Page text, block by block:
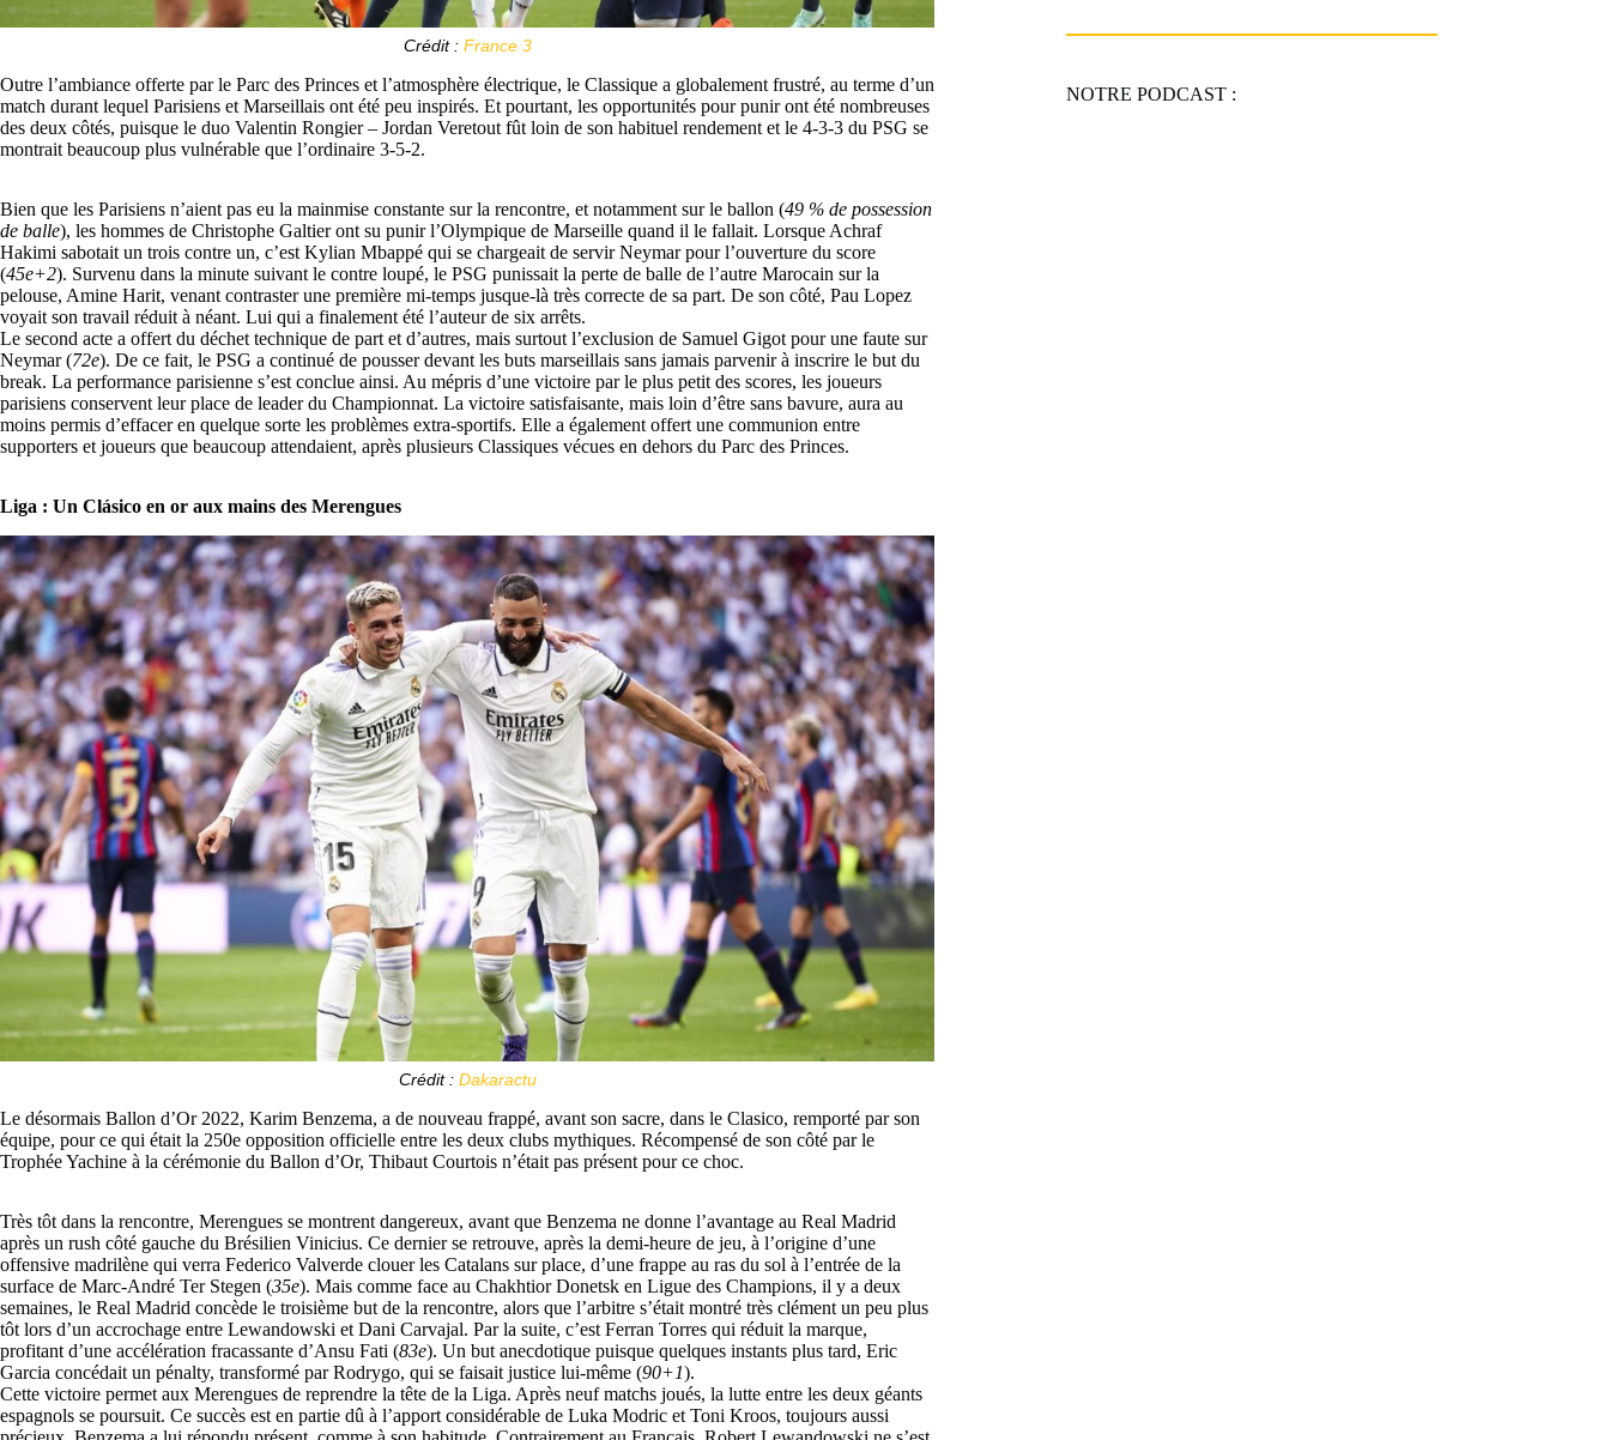
Crédit : France 3
Outre l’ambiance offerte par le Parc des Princes et l’atmosphère électrique, le Classique a globalement frustré, au terme d’un
match durant lequel Parisiens et Marseillais ont été peu inspirés. Et pourtant, les opportunités pour punir ont été nombreuses
des deux côtés, puisque le duo Valentin Rongier – Jordan Veretout fût loin de son habituel rendement et le 4-3-3 du PSG se
montrait beaucoup plus vulnérable que l’ordinaire 3-5-2.
Bien que les Parisiens n’aient pas eu la mainmise constante sur la rencontre, et notamment sur le ballon (49 % de possession
de balle), les hommes de Christophe Galtier ont su punir l’Olympique de Marseille quand il le fallait. Lorsque Achraf
Hakimi sabotait un trois contre un, c’est Kylian Mbappé qui se chargeait de servir Neymar pour l’ouverture du score
(45e+2). Survenu dans la minute suivant le contre loupé, le PSG punissait la perte de balle de l’autre Marocain sur la
pelouse, Amine Harit, venant contraster une première mi-temps jusque-là très correcte de sa part. De son côté, Pau Lopez
voyait son travail réduit à néant. Lui qui a finalement été l’auteur de six arrêts.
Le second acte a offert du déchet technique de part et d’autres, mais surtout l’exclusion de Samuel Gigot pour une faute sur
Neymar (72e). De ce fait, le PSG a continué de pousser devant les buts marseillais sans jamais parvenir à inscrire le but du
break. La performance parisienne s’est conclue ainsi. Au mépris d’une victoire par le plus petit des scores, les joueurs
parisiens conservent leur place de leader du Championnat. La victoire satisfaisante, mais loin d’être sans bavure, aura au
moins permis d’effacer en quelque sorte les problèmes extra-sportifs. Elle a également offert une communion entre
supporters et joueurs que beaucoup attendaient, après plusieurs Classiques vécues en dehors du Parc des Princes.
Liga : Un Clásico en or aux mains des Merengues
Crédit : Dakaractu
Le désormais Ballon d’Or 2022, Karim Benzema, a de nouveau frappé, avant son sacre, dans le Clasico, remporté par son
équipe, pour ce qui était la 250e opposition officielle entre les deux clubs mythiques. Récompensé de son côté par le
Trophée Yachine à la cérémonie du Ballon d’Or, Thibaut Courtois n’était pas présent pour ce choc.
Très tôt dans la rencontre, Merengues se montrent dangereux, avant que Benzema ne donne l’avantage au Real Madrid
après un rush côté gauche du Brésilien Vinicius. Ce dernier se retrouve, après la demi-heure de jeu, à l’origine d’une
offensive madrilène qui verra Federico Valverde clouer les Catalans sur place, d’une frappe au ras du sol à l’entrée de la
surface de Marc-André Ter Stegen (35e). Mais comme face au Chakhtior Donetsk en Ligue des Champions, il y a deux
semaines, le Real Madrid concède le troisième but de la rencontre, alors que l’arbitre s’était montré très clément un peu plus
tôt lors d’un accrochage entre Lewandowski et Dani Carvajal. Par la suite, c’est Ferran Torres qui réduit la marque,
profitant d’une accélération fracassante d’Ansu Fati (83e). Un but anecdotique puisque quelques instants plus tard, Eric
Garcia concédait un pénalty, transformé par Rodrygo, qui se faisait justice lui-même (90+1).
Cette victoire permet aux Merengues de reprendre la tête de la Liga. Après neuf matchs joués, la lutte entre les deux géants
espagnols se poursuit. Ce succès est en partie dû à l’apport considérable de Luka Modric et Toni Kroos, toujours aussi
NOTRE PODCAST :